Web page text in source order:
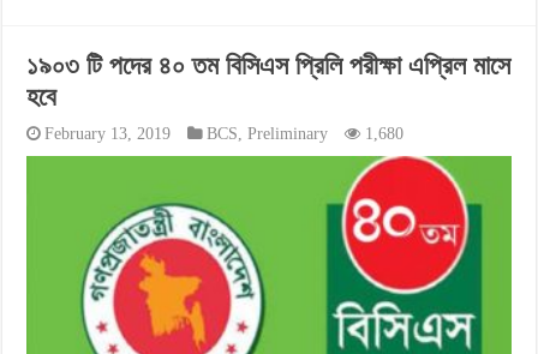
১৯০৩ টি পদের ৪০ তম বিসিএস প্রিলি পরীক্ষা এপ্রিল মাসে
হবে
February 13, 2019 BCS ,Preliminary 1,680